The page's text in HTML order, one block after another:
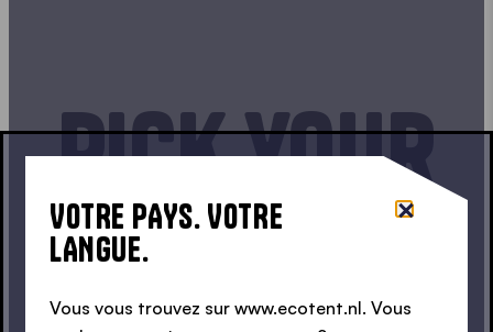
Pick your
Size
VOTRE PAYS. VOTRE
LANGUE.
Vous vous trouvez sur www.ecotent.nl. Vous